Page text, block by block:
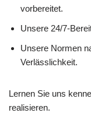
vorbereitet.
Unsere 24/7-
Unsere Normen
Verlässlichkeit.
Lernen Sie uns
realisieren.